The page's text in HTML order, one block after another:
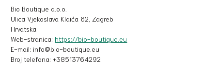
Bio Boutique d.o.o.
Ulica Vjekoslava Klaića 62, Zagreb
Hrvatska
Web-stranica: https://bio-boutique.eu
E-mail: info@bio-boutique.eu
Broj telefona: +38513764292